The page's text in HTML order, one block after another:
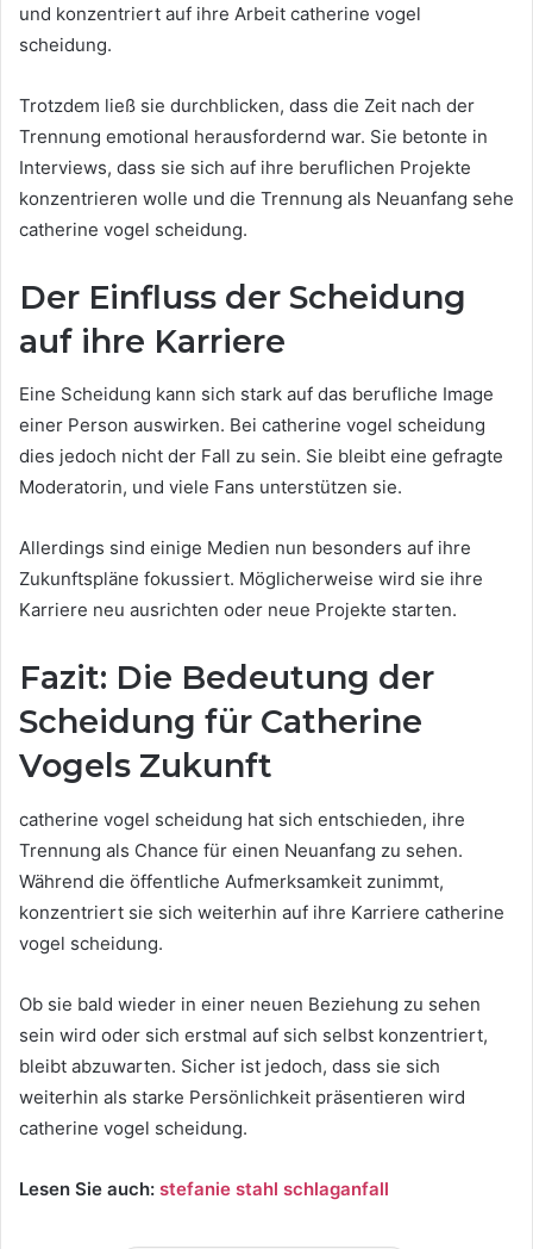
und konzentriert auf ihre Arbeit catherine vogel
scheidung.
Trotzdem ließ sie durchblicken, dass die Zeit nach der
Trennung emotional herausfordernd war. Sie betonte in
Interviews, dass sie sich auf ihre beruflichen Projekte
konzentrieren wolle und die Trennung als Neuanfang sehe
catherine vogel scheidung.
Der Einfluss der Scheidung
auf ihre Karriere
Eine Scheidung kann sich stark auf das berufliche Image
einer Person auswirken. Bei catherine vogel scheidung
dies jedoch nicht der Fall zu sein. Sie bleibt eine gefragte
Moderatorin, und viele Fans unterstützen sie.
Allerdings sind einige Medien nun besonders auf ihre
Zukunftspläne fokussiert. Möglicherweise wird sie ihre
Karriere neu ausrichten oder neue Projekte starten.
Fazit: Die Bedeutung der
Scheidung für Catherine
Vogels Zukunft
catherine vogel scheidung hat sich entschieden, ihre
Trennung als Chance für einen Neuanfang zu sehen.
Während die öffentliche Aufmerksamkeit zunimmt,
konzentriert sie sich weiterhin auf ihre Karriere catherine
vogel scheidung.
Ob sie bald wieder in einer neuen Beziehung zu sehen
sein wird oder sich erstmal auf sich selbst konzentriert,
bleibt abzuwarten. Sicher ist jedoch, dass sie sich
weiterhin als starke Persönlichkeit präsentieren wird
catherine vogel scheidung.
Lesen Sie auch: stefanie stahl schlaganfall